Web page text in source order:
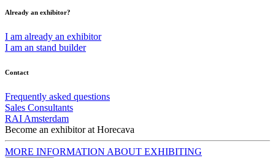
Already an exhibitor?
I am already an exhibitor
I am an stand builder
Contact
Frequently asked questions
Sales Consultants
RAI Amsterdam
Become an exhibitor at Horecava
MORE INFORMATION ABOUT EXHIBITING